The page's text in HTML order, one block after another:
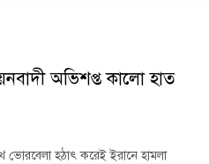
অভিশপ্ত কালো হাত
হঠাৎ করেই ইরানে হামলা